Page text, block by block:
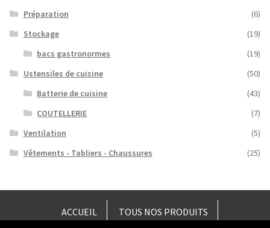
Préparation
(6)
Stockage
(19)
bacs gastronormes
(19)
Ustensiles de cuisine
(50)
Batterie de cuisine
(43)
COUTELLERIE
(7)
Ventilation
(5)
Vêtements - Tabliers - Chaussures
(25)
ACCUEIL TOUS NOS PRODUITS